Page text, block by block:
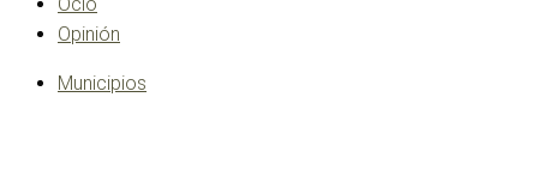
Opinión
Municipios